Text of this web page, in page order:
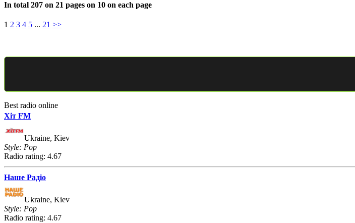
In total 207 on 21 pages on 10 on each page
1 2 3 4 5 ... 21 >>
Best radio online
Хіт FM
Ukraine, Kiev
Style: Pop
Radio rating: 4.67
Наше Радіо
Ukraine, Kiev
Style: Pop
Radio rating: 4.67